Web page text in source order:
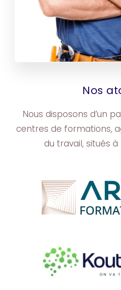
Nos
Nous disposons d’un
centres de formations,
du travail, situés à